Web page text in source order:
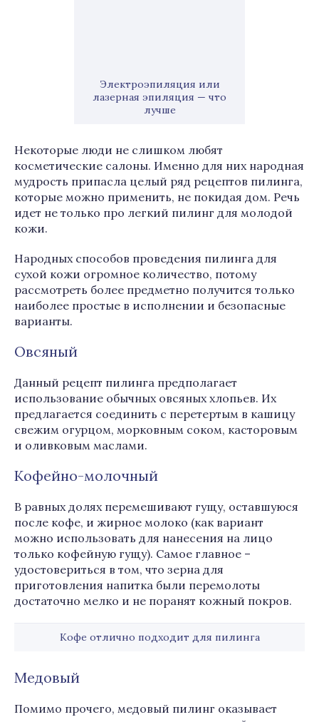
Электроэпиляция или
лазерная эпиляция — что
лучше
Некоторые люди не слишком любят
косметические салоны. Именно для них народная
мудрость припасла целый ряд рецептов пилинга,
которые можно применить, не покидая дом. Речь
идет не только про легкий пилинг для молодой
кожи.
Народных способов проведения пилинга для
сухой кожи огромное количество, потому
рассмотреть более предметно получится только
наиболее простые в исполнении и безопасные
варианты.
Овсяный
Данный рецепт пилинга предполагает
использование обычных овсяных хлопьев. Их
предлагается соединить с перетертым в кашицу
свежим огурцом, морковным соком, касторовым
и оливковым маслами.
Кофейно-молочный
В равных долях перемешивают гущу, оставшуюся
после кофе, и жирное молоко (как вариант
можно использовать для нанесения на лицо
только кофейную гущу). Самое главное –
удостовериться в том, что зерна для
приготовления напитка были перемолоты
достаточно мелко и не поранят кожный покров.
Кофе отлично подходит для пилинга
Медовый
Помимо прочего, медовый пилинг оказывает